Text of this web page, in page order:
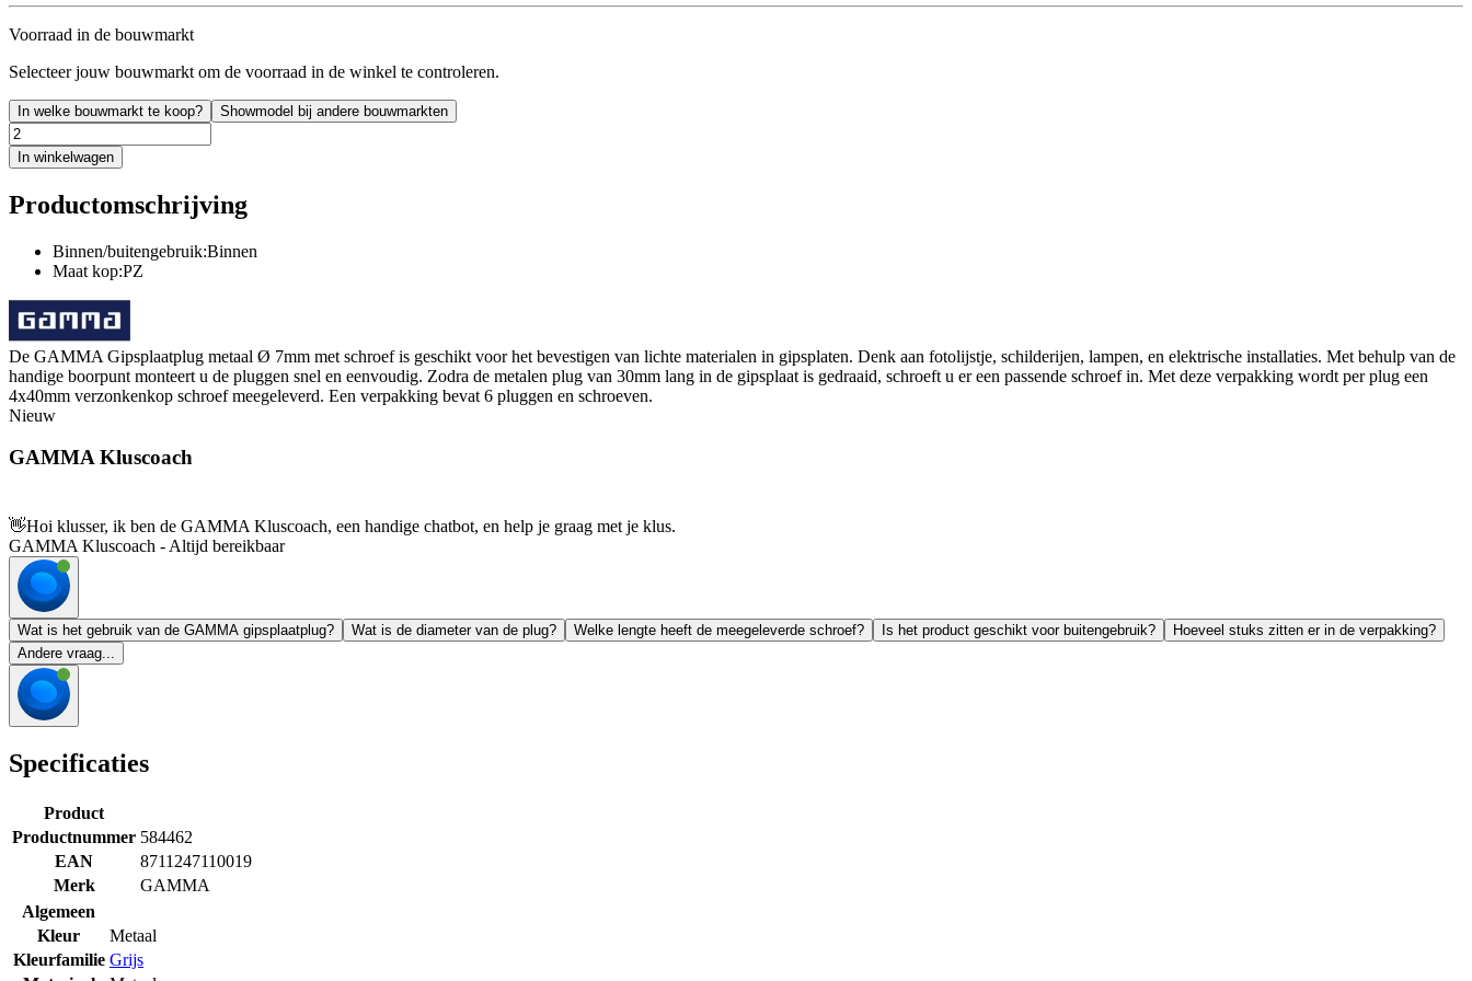
Voorraad in de bouwmarkt
Selecteer jouw bouwmarkt om de voorraad in de winkel te controleren.
In welke bouwmarkt te koop? Showmodel bij andere bouwmarkten
In winkelwagen
Productomschrijving
Binnen/buitengebruik:Binnen
Maat kop:PZ
De GAMMA Gipsplaatplug metaal Ø 7mm met schroef is geschikt voor het bevestigen van lichte materialen in gipsplaten. Denk aan fotolijstje, schilderijen, lampen, en elektrische installaties. Met behulp van de
handige boorpunt monteert u de pluggen snel en eenvoudig. Zodra de metalen plug van 30mm lang in de gipsplaat is gedraaid, schroeft u er een passende schroef in. Met deze verpakking wordt per plug een
4x40mm verzonkenkop schroef meegeleverd. Een verpakking bevat 6 pluggen en schroeven.
Nieuw
GAMMA Kluscoach
👋Hoi klusser, ik ben de GAMMA Kluscoach, een handige chatbot, en help je graag met je klus.
GAMMA Kluscoach - Altijd bereikbaar
Wat is het gebruik van de GAMMA gipsplaatplug? Wat is de diameter van de plug? Welke lengte heeft de meegeleverde schroef? Is het product geschikt voor buitengebruik?
Hoeveel stuks zitten er in de verpakking?
Andere vraag...
Specificaties
Product
Productnummer 584462
EAN
8711247110019
Merk
GAMMA
Algemeen
Kleur
Metaal
Kleurfamilie Grijs